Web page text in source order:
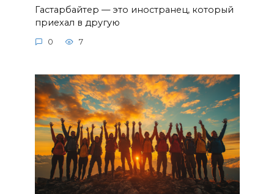
Гастарбайтер — это иностранец, который
приехал в другую
0 7